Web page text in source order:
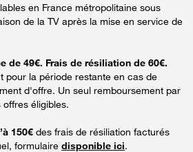
en France métropolitaine sous
de la TV après la mise en service de
de 49€. Frais de résiliation de 60€.
pour la période restante en cas de
d'offre. Un seul remboursement par
offres éligibles.
150€ des frais de résiliation facturés
formulaire disponible ici.